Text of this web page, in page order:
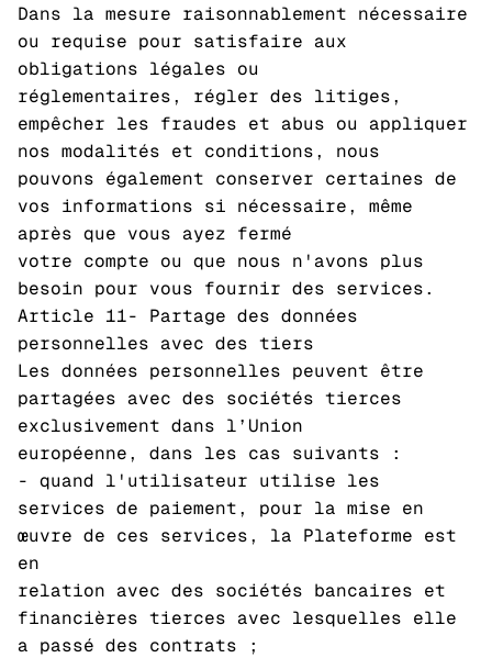
Dans la mesure raisonnablement nécessaire
ou requise pour satisfaire aux
obligations légales ou
réglementaires, régler des litiges,
empêcher les fraudes et abus ou appliquer
nos modalités et conditions, nous
pouvons également conserver certaines de
vos informations si nécessaire, même
après que vous ayez fermé
votre compte ou que nous n'avons plus
besoin pour vous fournir des services.
Article 11- Partage des données
personnelles avec des tiers
Les données personnelles peuvent être
partagées avec des sociétés tierces
exclusivement dans l’Union
européenne, dans les cas suivants :
- quand l'utilisateur utilise les
services de paiement, pour la mise en
œuvre de ces services, la Plateforme est
en
relation avec des sociétés bancaires et
financières tierces avec lesquelles elle
a passé des contrats ;